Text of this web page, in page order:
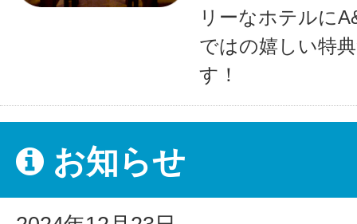
リーなホテルに
ではの嬉しい特
す！
お知らせ